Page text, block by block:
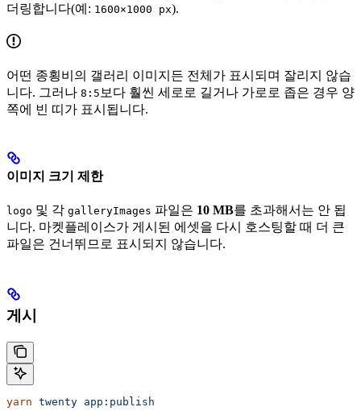
더링합니다(예: 1600×1000 px).
어떤 종횡비의 갤러리 이미지든 전체가 표시되며 잘리지 않습
니다. 그러나 8:5 보다 훨씬 세로로 길거나 가로로 좁은 경우 양
쪽에 빈 띠가 표시됩니다.
이미지 크기 제한
logo 및 각 galleryImages 파일은 10 MB를 초과해서는 안 됩
니다. 마켓플레이스가 게시된 에셋을 다시 호스팅할 때 더 큰
파일은 건너뛰므로 표시되지 않습니다.
게시
yarn twenty app:publish